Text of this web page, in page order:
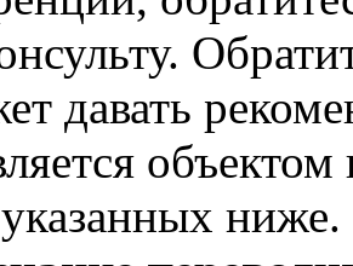
давать
ниже.